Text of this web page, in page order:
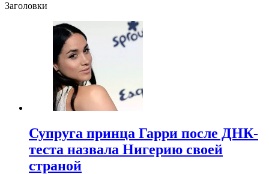
Заголовки
Супруга принца Гарри после ДНК-
теста назвала Нигерию своей
страной